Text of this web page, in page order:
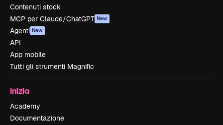
Contenuti stock
MCP per Claude/ChatGPT New
Agenti New
API
App mobile
Tutti gli strumenti Magnific
Inizia
Academy
Documentazione